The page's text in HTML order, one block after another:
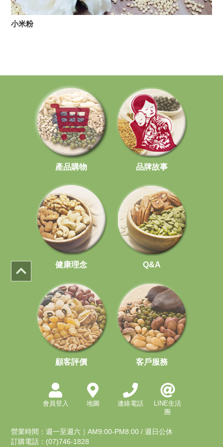
小米粉
產品購物 品牌故事
健康理念 Q&A
顧客評價 客戶服務
會員登入 地圖 連絡電話
LINE生活
圈
營業時間：週一至週六｜AM9:00-PM8:00 / 週日公休
訂購電話：(07)746-1828